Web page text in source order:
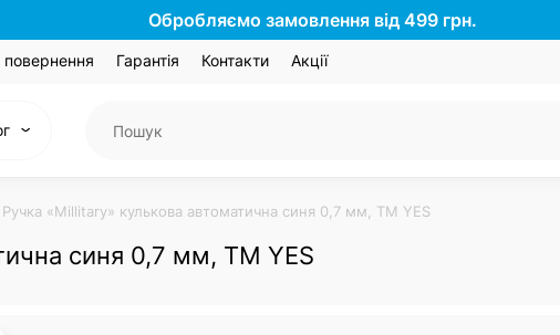
Обробляємо замовлення від 499 грн.
повернення Гарантія Контакти Акції
Ручка «Millitary» кулькова автоматична синя 0,7 мм, ТМ YES
синя 0,7 мм, ТМ YES